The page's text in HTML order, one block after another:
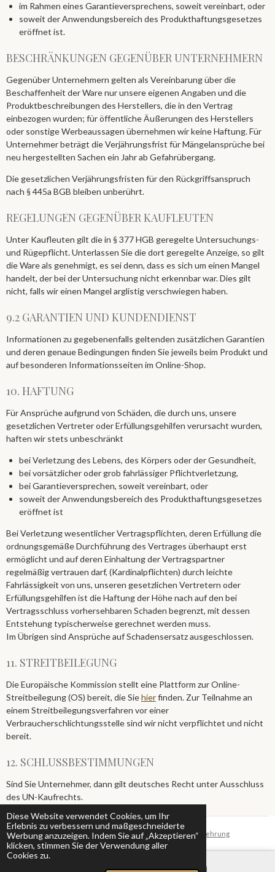
Diese Website verwendet Cookies, um Ihr
Erlebnis zu verbessern und maßgeschneiderte
Werbung anzuzeigen. Indem Sie auf „Akzeptieren“
klicken, stimmen Sie der Verwendung aller
Cookies zu.
im Rahmen eines Garantieversprechens, soweit vereinbart, oder
soweit der Anwendungsbereich des Produkthaftungsgesetzes
eröffnet ist.
BESCHRÄNKUNGEN GEGENÜBER UNTERNEHMERN
Gegenüber Unternehmern gelten als Vereinbarung über die
Beschaffenheit der Ware nur unsere eigenen Angaben und die
Produktbeschreibungen des Herstellers, die in den Vertrag
einbezogen wurden; für öffentliche Äußerungen des Herstellers
oder sonstige Werbeaussagen übernehmen wir keine Haftung. Für
Unternehmer beträgt die Verjährungsfrist für Mängelansprüche bei
neu hergestellten Sachen ein Jahr ab Gefahrübergang.
Die gesetzlichen Verjährungsfristen für den Rückgriffsanspruch
nach § 445a BGB bleiben unberührt.
REGELUNGEN GEGENÜBER KAUFLEUTEN
Unter Kaufleuten gilt die in § 377 HGB geregelte Untersuchungs-
und Rügepflicht. Unterlassen Sie die dort geregelte Anzeige, so gilt
die Ware als genehmigt, es sei denn, dass es sich um einen Mangel
handelt, der bei der Untersuchung nicht erkennbar war. Dies gilt
nicht, falls wir einen Mangel arglistig verschwiegen haben.
9.2 GARANTIEN UND KUNDENDIENST
Informationen zu gegebenenfalls geltenden zusätzlichen Garantien
und deren genaue Bedingungen finden Sie jeweils beim Produkt und
auf besonderen Informationsseiten im Online-Shop.
10. HAFTUNG​​​​​​​
Für Ansprüche aufgrund von Schäden, die durch uns, unsere
gesetzlichen Vertreter oder Erfüllungsgehilfen verursacht wurden,
haften wir stets unbeschränkt
bei Verletzung des Lebens, des Körpers oder der Gesundheit,
bei vorsätzlicher oder grob fahrlässiger Pflichtverletzung,
bei Garantieversprechen, soweit vereinbart, oder
soweit der Anwendungsbereich des Produkthaftungsgesetzes
eröffnet ist
Bei Verletzung wesentlicher Vertragspflichten, deren Erfüllung die
ordnungsgemäße Durchführung des Vertrages überhaupt erst
ermöglicht und auf deren Einhaltung der Vertragspartner
regelmäßig vertrauen darf, (Kardinalpflichten) durch leichte
Fahrlässigkeit von uns, unseren gesetzlichen Vertretern oder
Erfüllungsgehilfen ist die Haftung der Höhe nach auf den bei
Vertragsschluss vorhersehbaren Schaden begrenzt, mit dessen
Entstehung typischerweise gerechnet werden muss.
Im Übrigen sind Ansprüche auf Schadensersatz ausgeschlossen.
11. STREITBEILEGUNG​​​​​​​
Die Europäische Kommission stellt eine Plattform zur Online-
Streitbeilegung (OS) bereit, die Siehierfinden. Zur Teilnahme an
einem Streitbeilegungsverfahren vor einer
Verbraucherschlichtungsstelle sind wir nicht verpflichtet und nicht
bereit.
12. SCHLUSSBESTIMMUNGEN​​​​​​​
Sind Sie Unternehmer, dann gilt deutsches Recht unter Ausschluss
des UN-Kaufrechts.
© 2024 flini.de®Impressum|AGB| Datenschutz|Widerrufsbelehrung